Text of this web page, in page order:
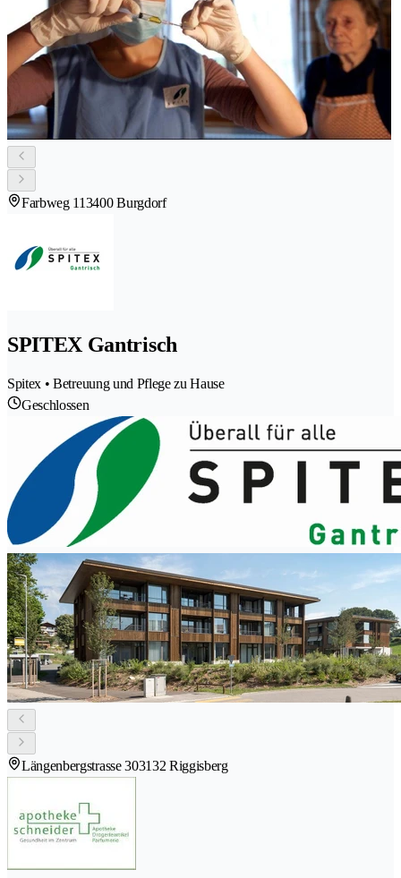
Farbweg 113400 Burgdorf
SPITEX Gantrisch
Spitex • Betreuung und Pflege zu Hause
Geschlossen
Längenbergstrasse 303132 Riggisberg